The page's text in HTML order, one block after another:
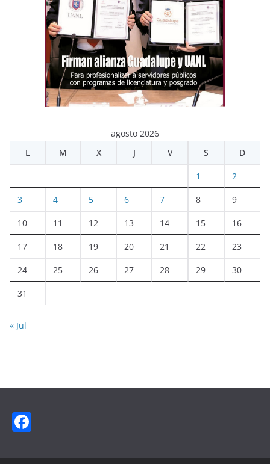
agosto 2026
L
M X J V S D
1 2
3 4 5 6 7 8 9
10 11 12 13 14 15 16
17 18 19 20 21 22 23
24 25 26 27 28 29 30
31
« Jul